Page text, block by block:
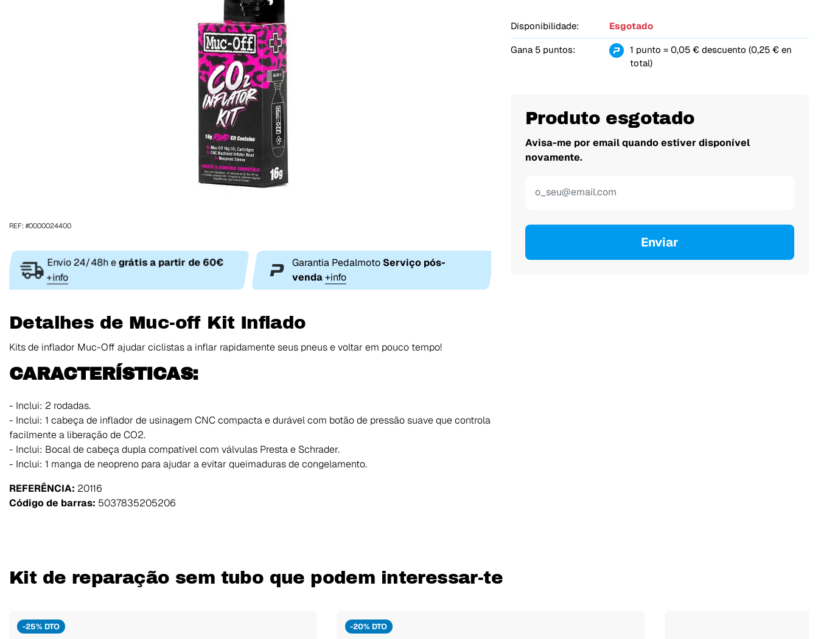
Disponibilidade: Esgotado
Gana 5 puntos:
1 punto = 0,05 € descuento (0,25 € en
total)
Produto esgotado
Avisa-me por email quando estiver disponível
novamente.
Enviar
REF: #0000024400
Envio 24/48h egrátis a partir de 60€
+info
Garantia Pedalmoto Serviço pós-
venda +info
Detalhes de Muc-off Kit Inflado
Kits de inflador Muc-Off ajudar ciclistas a inflar rapidamente seus pneus e voltar em pouco tempo!
CARACTERÍSTICAS:
- Inclui: 2 rodadas.
- Inclui: 1 cabeça de inflador de usinagem CNC compacta e durável com botão de pressão suave que controla
facilmente a liberação de CO2.
- Inclui: Bocal de cabeça dupla compatível com válvulas Presta e Schrader.
- Inclui: 1 manga de neopreno para ajudar a evitar queimaduras de congelamento.
REFERÊNCIA: 20116
Código de barras: 5037835205206
Kit de reparação sem tubo que podem interessar-te
-25% DTO -20% DTO